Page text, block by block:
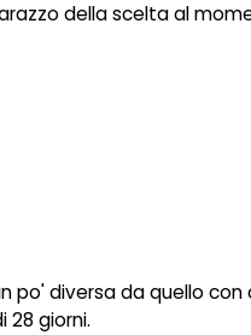
della scelta al
po' diversa da quello con
giorni.